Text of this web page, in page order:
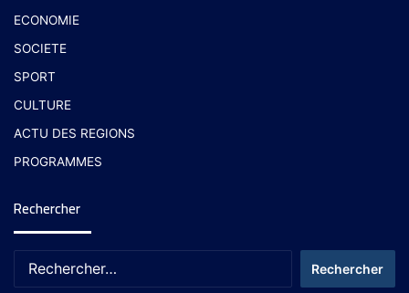
ECONOMIE
SOCIETE
SPORT
CULTURE
ACTU DES REGIONS
PROGRAMMES
Rechercher